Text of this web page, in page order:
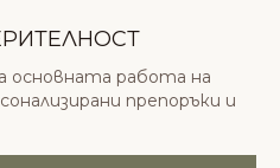
основната работа на
препоръки и